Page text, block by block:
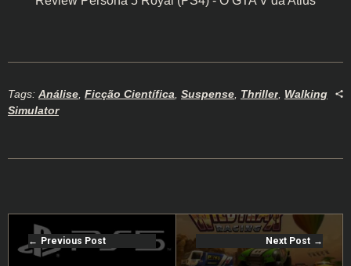
Tags: Análise Ficção Científica Suspense Thriller Walking
Simulator
Previous Post Next Post